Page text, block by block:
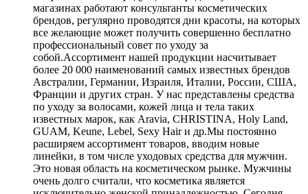
магазинах работают консультанты косметических
брендов, регулярно проводятся дни красоты, на которых
все желающие может получить совершенно бесплатно
профессиональный совет по уходу за
собой.Ассортимент нашей продукции насчитывает
более 20 000 наименований самых известных брендов
Австралии, Германии, Израиля, Италии, России, США,
Франции и других стран. У нас представлены средства
по уходу за волосами, кожей лица и тела таких
известных марок, как Aravia, CHRISTINA, Holy Land,
GUAM, Keune, Lebel, Sexy Hair и др.Мы постоянно
расширяем ассортимент товаров, вводим новые
линейки, в том числе уходовых средства для мужчин.
Это новая область на косметическом рынке. Мужчины
очень долго считали, что косметика является